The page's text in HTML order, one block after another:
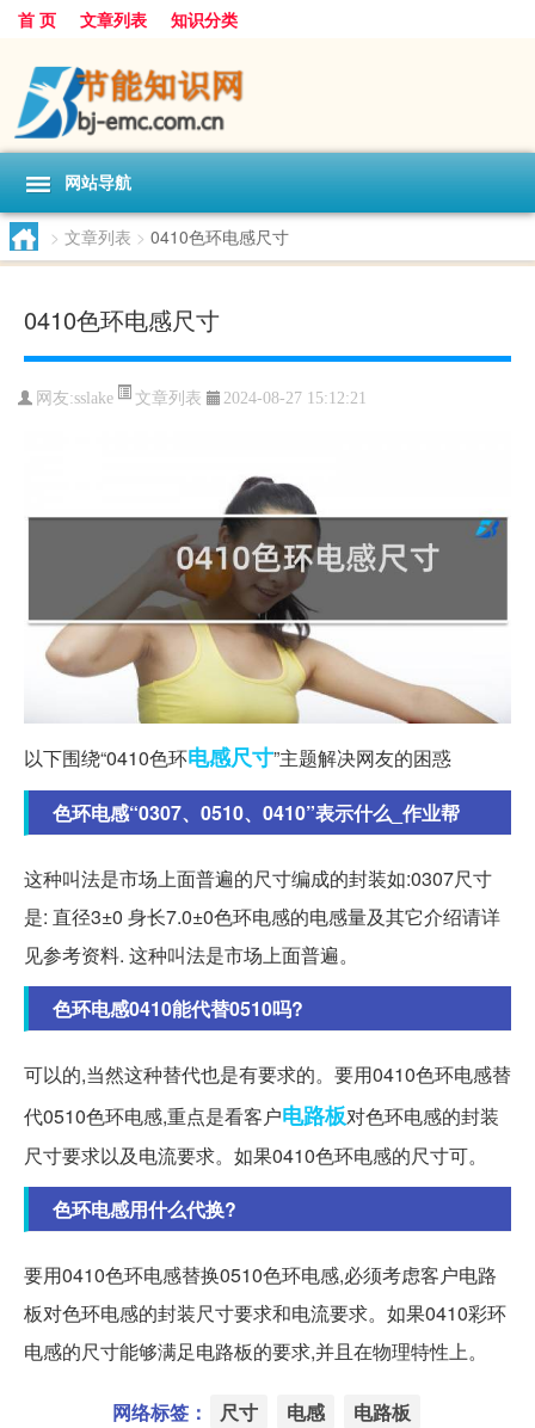
首 页 文章列表 知识分类
网站导航
> 文章列表 > 0410色环电感尺寸
0410色环电感尺寸
网友:sslake 文章列表 2024-08-27 15:12:21
以下围绕“0410色环电感尺寸”主题解决网友的困惑
色环电感“0307、0510、0410”表示什么_作业帮
这种叫法是市场上面普遍的尺寸编成的封装如:0307尺寸
是: 直径3±0 身长7.0±0色环电感的电感量及其它介绍请详
见参考资料. 这种叫法是市场上面普遍。
色环电感0410能代替0510吗?
可以的,当然这种替代也是有要求的。要用0410色环电感替
代0510色环电感,重点是看客户电路板对色环电感的封装
尺寸要求以及电流要求。如果0410色环电感的尺寸可。
色环电感用什么代换?
要用0410色环电感替换0510色环电感,必须考虑客户电路
板对色环电感的封装尺寸要求和电流要求。如果0410彩环
电感的尺寸能够满足电路板的要求,并且在物理特性上。
网络标签： 尺寸 电感 电路板